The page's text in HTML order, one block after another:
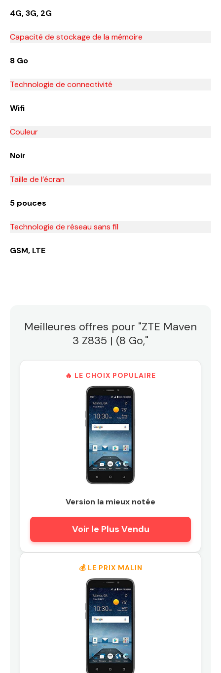
4G, 3G, 2G
Capacité de stockage de la mémoire
8 Go
Technologie de connectivité
Wifi
Couleur
Noir
Taille de l’écran
5 pouces
Technologie de réseau sans fil
GSM, LTE
Meilleures offres pour "ZTE Maven
3 Z835 | (8 Go,"
🔥 LE CHOIX POPULAIRE
Version la mieux notée
Voir le Plus Vendu
💰 LE PRIX MALIN